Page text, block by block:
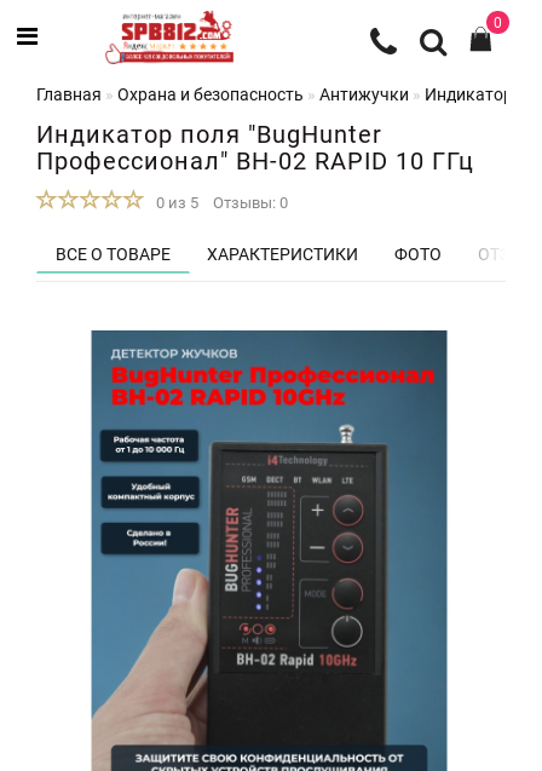
0
Главная Охрана и безопасность Антижучки Индикатор
Индикатор поля "BugHunter
Профессионал" BH-02 RAPID 10 ГГц
0 из 5 Отзывы: 0
ВСЕ О ТОВАРЕ ХАРАКТЕРИСТИКИ ФОТО